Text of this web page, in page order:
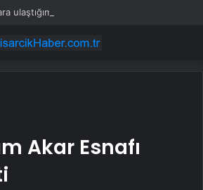
Akar Esnafı